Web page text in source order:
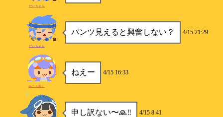
だいちゃん
パンツ見えると興奮しない？ 4/15 21:29
だいちゃん
ねえー 4/15 16:33
みこち推し
申し訳ない〜🙏‼️ 4/15 8:41